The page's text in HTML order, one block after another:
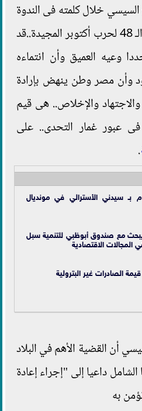
خلال كلمته فى الندوة
التثقيفية بمناسبة الذكرى الـ 48 لحرب أكتوبر المجيدة..قد
وعيه العميق وأن انتماءه
وأن مصر وطن ينهض بإرادة
والإخلاص.. هى قيم
فى عبور غمار التحدى.. على
.
بـ سيدني الأسترالي في مونديال
مع صندوق أبوظبي للتنمية سبل
المجالات الاقتصادية
قيمة الصادرات غير البترولية
أن القضية الأهم في البلاد
داعيا إلى "إجراء إعادة
به